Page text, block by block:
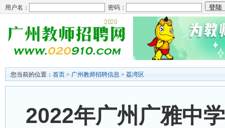
用户名： 密码：
您当前的位置： 首页 > 广州教师招聘信息 > 荔湾区
2022年广州广雅中